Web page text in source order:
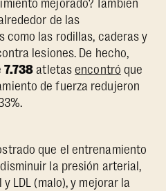
mejorado? También
de las
las rodillas, caderas y
lesiones. De hecho,
7.738 atletasencontró que
de fuerza redujeron
que el entrenamiento
la presión arterial,
LDL (malo), y mejorar la